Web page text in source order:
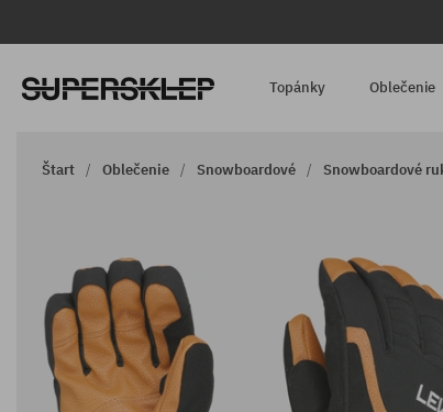
Topánky Oblečenie
Štart Oblečenie Snowboardové Snowboardové